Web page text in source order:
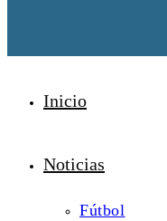
Inicio
Noticias
Fútbol